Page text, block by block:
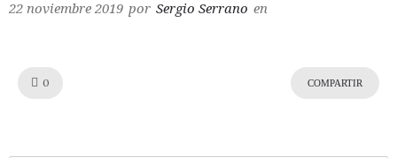
22 noviembre 2019 por Sergio Serrano en
0 COMPARTIR